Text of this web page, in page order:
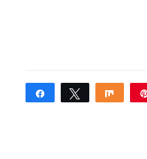
Share Tweet Share